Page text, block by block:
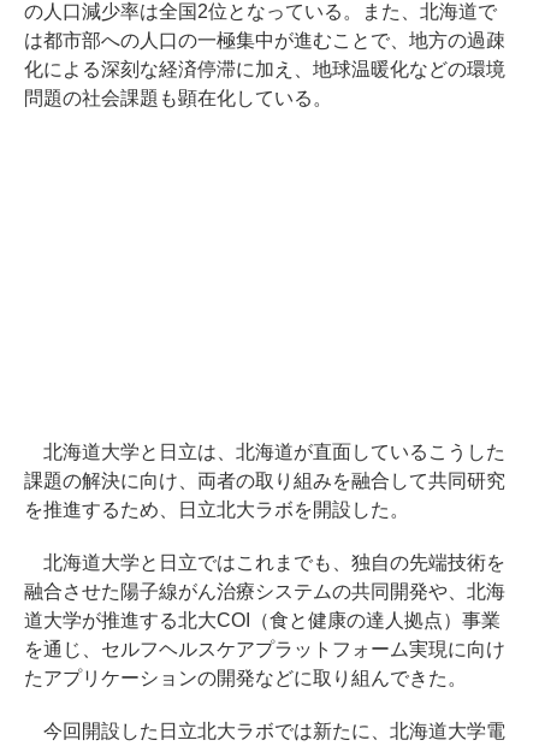
の人口減少率は全国2位となっている。また、北海道で
は都市部への人口の一極集中が進むことで、地方の過疎
化による深刻な経済停滞に加え、地球温暖化などの環境
問題の社会課題も顕在化している。
北海道大学と日立は、北海道が直面しているこうした
課題の解決に向け、両者の取り組みを融合して共同研究
を推進するため、日立北大ラボを開設した。
北海道大学と日立ではこれまでも、独自の先端技術を
融合させた陽子線がん治療システムの共同開発や、北海
道大学が推進する北大COI（食と健康の達人拠点）事業
を通じ、セルフヘルスケアプラットフォーム実現に向け
たアプリケーションの開発などに取り組んできた。
今回開設した日立北大ラボでは新たに、北海道大学電